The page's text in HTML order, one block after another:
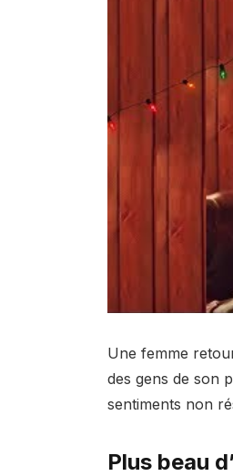
Une femme
des gens de son
sentiments non
Plus beau